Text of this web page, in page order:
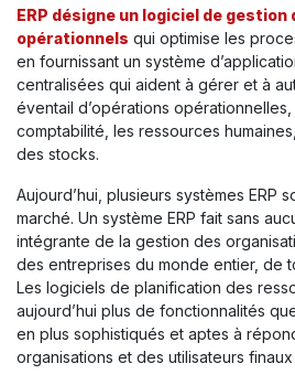
ERP désigne un logiciel de
opérationnels qui optimise les
en fournissant un système
centralisées qui aident à gérer et à
éventail d’opérations
comptabilité, les ressources
des stocks.
Aujourd’hui, plusieurs systèmes ERP
marché. Un système ERP fait sans
intégrante de la gestion des
des entreprises du monde entier, de
Les logiciels de planification des
aujourd’hui plus de fonctionnalités
en plus sophistiqués et aptes à
organisations et des utilisateurs finaux